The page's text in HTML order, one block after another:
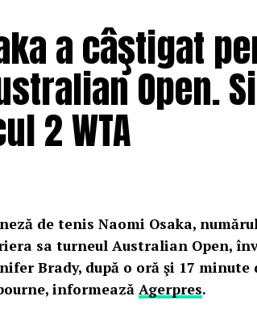
a câştigat
Open.
2 WTA
de tenis Naomi Osaka,
sa turneul Australian Open,
Brady, după o oră şi 17
informează Agerpres.